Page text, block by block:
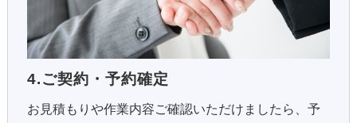
4.ご契約・予約確定
お見積もりや作業内容ご確認いただけましたら、予